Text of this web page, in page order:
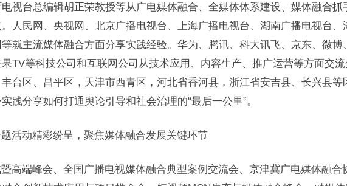
视台总编辑胡正荣教授等从广电媒体融合、全媒体体系建设、媒体融合抓
人民网、央视网、北京广播电视台、上海广播电视台、湖南广播电视台、
就主流媒体融合方面分享实践经验。华为、腾讯、科大讯飞、京东、微博、
TV等科技公司和互联网公司从技术应用、内容生产、推广运营等方面交流
台区、昌平区，天津市西青区，河北省香河县，浙江省安吉县、长兴县等
践分享如何打通舆论引导和社会治理的“最后一公里”。
活动精彩纷呈，聚焦媒体融合发展关键环节
高端峰会、全国广播电视媒体融合典型案例交流会、京津冀广电媒体融合